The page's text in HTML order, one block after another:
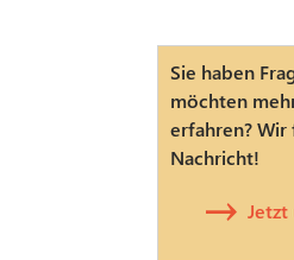
Sie haben
möchten
erfahren? Wir
Nachricht!
Jetzt